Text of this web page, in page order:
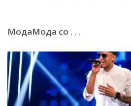
МодаМода со . . .